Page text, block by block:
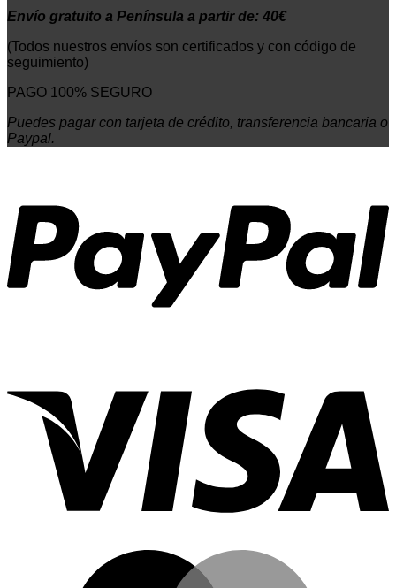
Envío gratuito a Península a partir de: 40€
(Todos nuestros envíos son certificados y con código de
seguimiento)
PAGO 100% SEGURO
Puedes pagar con tarjeta de crédito, transferencia bancaria o
Paypal.